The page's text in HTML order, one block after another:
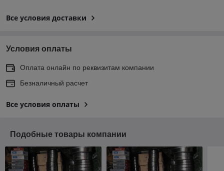
Все условия доставки
Условия оплаты
Оплата онлайн по реквизитам компании
Безналичный расчет
Все условия оплаты
Подобные товары компании